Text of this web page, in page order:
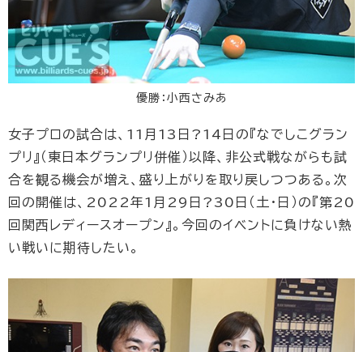
優勝：小西さみあ
女子プロの試合は、11月13日?14日の『なでしこグラン
プリ』（東日本グランプリ併催）以降、非公式戦ながらも試
合を観る機会が増え、盛り上がりを取り戻しつつある。次
回の開催は、2022年1月29日?30日（土・日）の『第20
回関西レディースオープン』。今回のイベントに負けない熱
い戦いに期待したい。